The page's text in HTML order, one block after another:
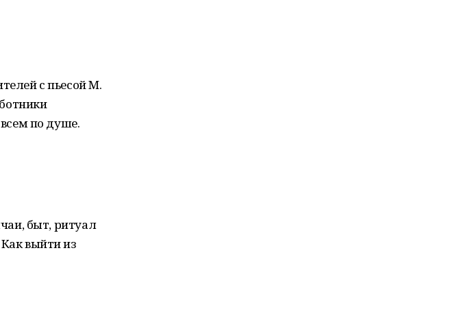
с пьесой М.
по душе.
быт, ритуал
выйти из